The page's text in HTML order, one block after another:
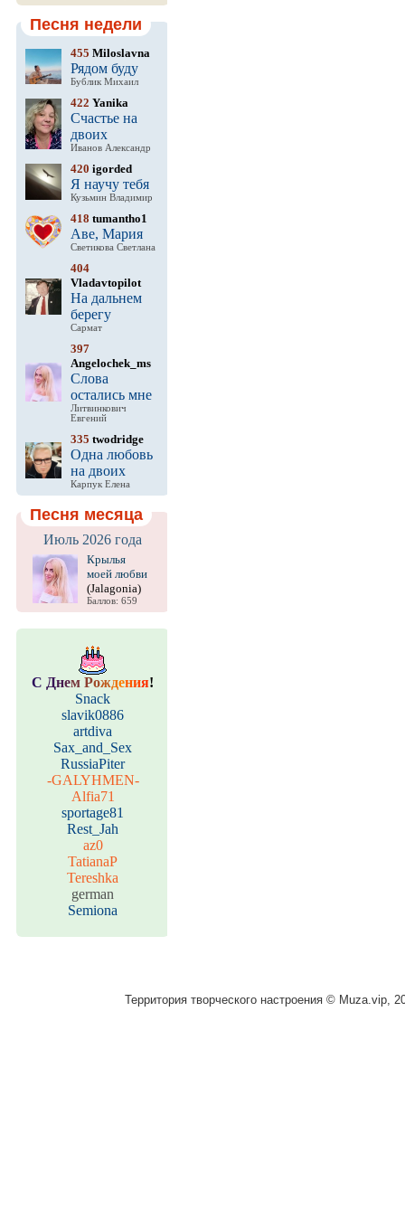
Песня недели
455 Miloslavna
Рядом буду
Бублик Михаил
422 Yanika
Счастье на
двоих
Иванов Александр
420 igorded
Я научу тебя
Кузьмин Владимир
418 tumantho1
Аве, Мария
Светикова Светлана
404
Vladavtopilot
На дальнем
берегу
Сармат
397
Angelochek_ms
Слова
остались мне
Литвинкович
Евгений
335 twodridge
Одна любовь
на двоих
Карпук Елена
Песня месяца
Июль 2026 года
Крылья
моей любви
(Jalagonia)
Баллов: 659
С Днем Рождения!
Snack
slavik0886
artdiva
Sax_and_Sex
RussiaPiter
-GALYHMEN-
Alfia71
sportage81
Rest_Jah
az0
TatianaP
Tereshka
german
Semiona
Территория творческого настроения © Muza.vip,